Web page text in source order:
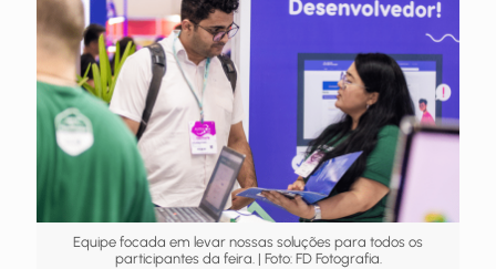
Equipe focada em levar nossas soluções para todos os
participantes da feira. | Foto: FD Fotografia.